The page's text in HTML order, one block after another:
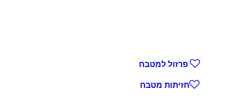
פרזול למטבח
חזיתות מטבח